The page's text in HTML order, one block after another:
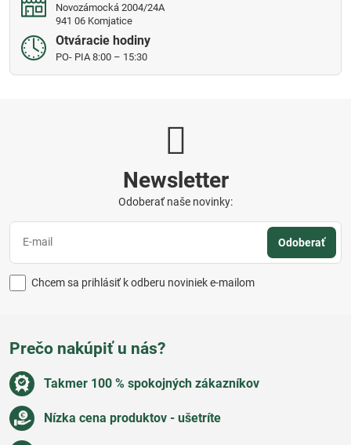
Novozámocká 2004/24A
941 06 Komjatice
Otváracie hodiny
PO- PIA 8:00 – 15:30
Newsletter
Odoberať naše novinky:
Odoberať
Chcem sa prihlásiť k odberu noviniek e-mailom
Prečo nakúpiť u nás?
Takmer 100 % spokojných zákazníkov
Nízka cena produktov - ušetríte